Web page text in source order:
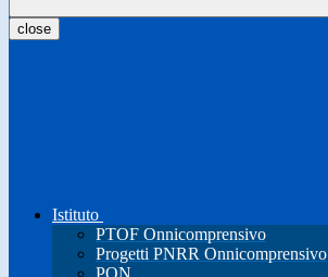
close
Istituto
PTOF Onnicomprensivo
Progetti PNRR Onnicomprensivo